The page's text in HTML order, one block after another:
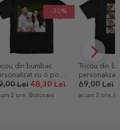
-30%
din bumbac
cu o poză
Lei48,30 Lei
2 ore, Botosani
Tricou din
personalizat
și text - LOVE
69,00 Lei
acum 2 ore,